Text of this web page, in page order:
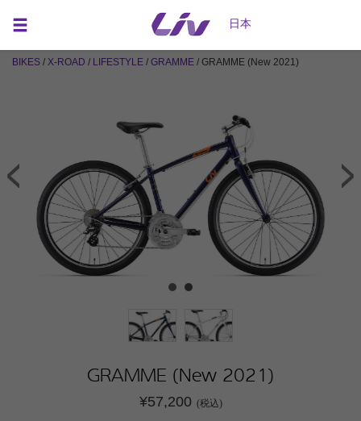
日本
BIKES / X-ROAD / LIFESTYLE / GRAMME / GRAMME (New 2021)
GRAMME (New 2021)
¥57,200 (税込)